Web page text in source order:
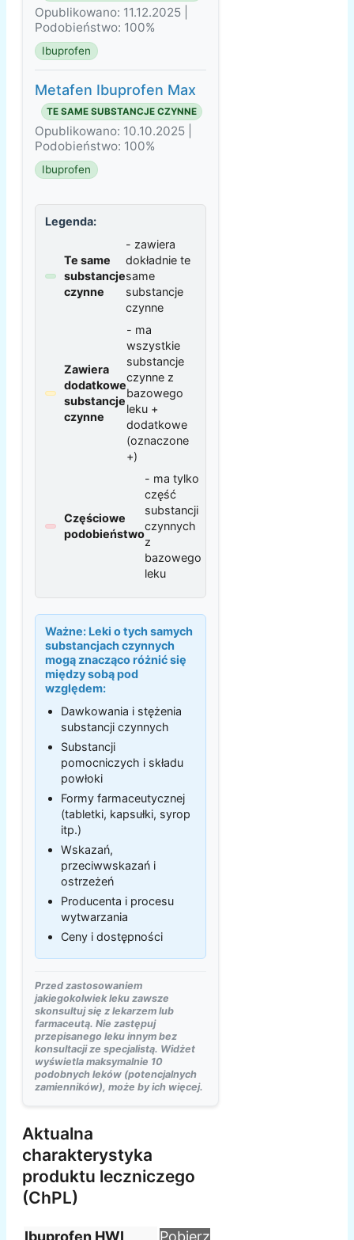
Opublikowano: 11.12.2025 |
Podobieństwo: 100%
Ibuprofen
Metafen Ibuprofen Max
TE SAME SUBSTANCJE CZYNNE
Opublikowano: 10.10.2025 |
Podobieństwo: 100%
Ibuprofen
Legenda:
Te same
substancje
czynne
- zawiera
dokładnie te
same
substancje
czynne
Zawiera
dodatkowe
substancje
czynne
- ma
wszystkie
substancje
czynne z
bazowego
leku +
dodatkowe
(oznaczone
+)
Częściowe
podobieństwo
- ma tylko
część
substancji
czynnych
z
bazowego
leku
Ważne: Leki o tych samych
substancjach czynnych
mogą znacząco różnić się
między sobą pod
względem:
Dawkowania i stężenia
substancji czynnych
Substancji
pomocniczych i składu
powłoki
Formy farmaceutycznej
(tabletki, kapsułki, syrop
itp.)
Wskazań,
przeciwwskazań i
ostrzeżeń
Producenta i procesu
wytwarzania
Ceny i dostępności
Przed zastosowaniem
jakiegokolwiek leku zawsze
skonsultuj się z lekarzem lub
farmaceutą. Nie zastępuj
przepisanego leku innym bez
konsultacji ze specjalistą. Widżet
wyświetla maksymalnie 10
podobnych leków (potencjalnych
zamienników), może by ich więcej.
Aktualna
charakterystyka
produktu leczniczego
(ChPL)
Ibuprofen HWI
Pobierz